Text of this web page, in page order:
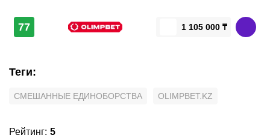
77 1 105 000 ₸
Теги:
СМЕШАННЫЕ ЕДИНОБОРСТВА OLIMPBET.KZ
Рейтинг: 5